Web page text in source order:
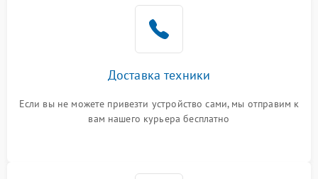
Доставка техники
Если вы не можете привезти устройство сами, мы отправим к
вам нашего курьера бесплатно